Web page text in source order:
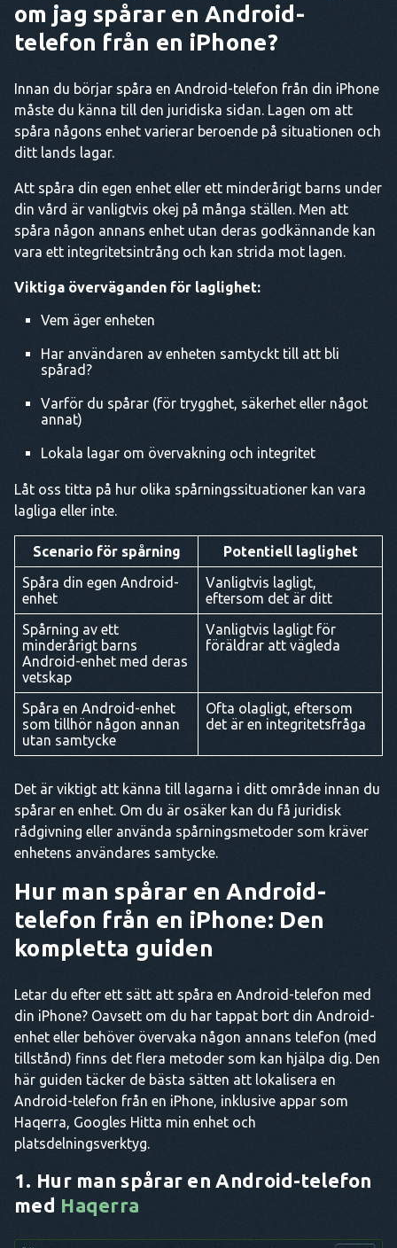
om jag spårar en Android-
telefon från en iPhone?
Innan du börjar spåra en Android-telefon från din iPhone
måste du känna till den juridiska sidan. Lagen om att
spåra någons enhet varierar beroende på situationen och
ditt lands lagar.
Att spåra din egen enhet eller ett minderårigt barns under
din vård är vanligtvis okej på många ställen. Men att
spåra någon annans enhet utan deras godkännande kan
vara ett integritetsintrång och kan strida mot lagen.
Viktiga överväganden för laglighet:
Vem äger enheten
Har användaren av enheten samtyckt till att bli
spårad?
Varför du spårar (för trygghet, säkerhet eller något
annat)
Lokala lagar om övervakning och integritet
Låt oss titta på hur olika spårningssituationer kan vara
lagliga eller inte.
Scenario för spårning
Potentiell laglighet
Spåra din egen Android-
enhet
Vanligtvis lagligt,
eftersom det är ditt
Spårning av ett
minderårigt barns
Android-enhet med deras
vetskap
Vanligtvis lagligt för
föräldrar att vägleda
Spåra en Android-enhet
som tillhör någon annan
utan samtycke
Ofta olagligt, eftersom
det är en integritetsfråga
Det är viktigt att känna till lagarna i ditt område innan du
spårar en enhet. Om du är osäker kan du få juridisk
rådgivning eller använda spårningsmetoder som kräver
enhetens användares samtycke.
Hur man spårar en Android-
telefon från en iPhone: Den
kompletta guiden
Letar du efter ett sätt att spåra en Android-telefon med
din iPhone? Oavsett om du har tappat bort din Android-
enhet eller behöver övervaka någon annans telefon (med
tillstånd) finns det flera metoder som kan hjälpa dig. Den
här guiden täcker de bästa sätten att lokalisera en
Android-telefon från en iPhone, inklusive appar som
Haqerra, Googles Hitta min enhet och
platsdelningsverktyg.
1. Hur man spårar en Android-telefon
med Haqerra